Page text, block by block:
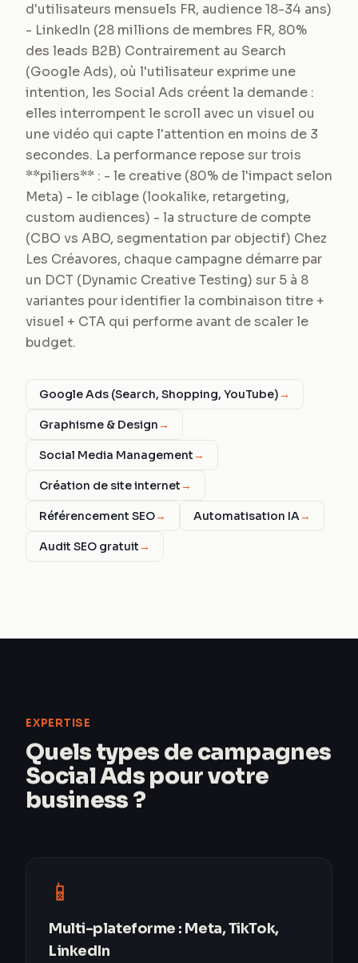
d'utilisateurs mensuels FR, audience 18-34 ans)
- LinkedIn (28 millions de membres FR, 80%
des leads B2B) Contrairement au Search
(Google Ads), où l'utilisateur exprime une
intention, les Social Ads créent la demande :
elles interrompent le scroll avec un visuel ou
une vidéo qui capte l'attention en moins de 3
secondes. La performance repose sur trois
**piliers** : - le creative (80% de l'impact selon
Meta) - le ciblage (lookalike, retargeting,
custom audiences) - la structure de compte
(CBO vs ABO, segmentation par objectif) Chez
Les Créavores, chaque campagne démarre par
un DCT (Dynamic Creative Testing) sur 5 à 8
variantes pour identifier la combinaison titre +
visuel + CTA qui performe avant de scaler le
budget.
Google Ads (Search, Shopping, YouTube)→
Graphisme & Design→
Social Media Management→
Création de site internet→
Référencement SEO→ Automatisation IA→
Audit SEO gratuit→
EXPERTISE
Quels types de campagnes
Social Ads pour votre
business ?
📱
Multi-plateforme : Meta, TikTok,
LinkedIn